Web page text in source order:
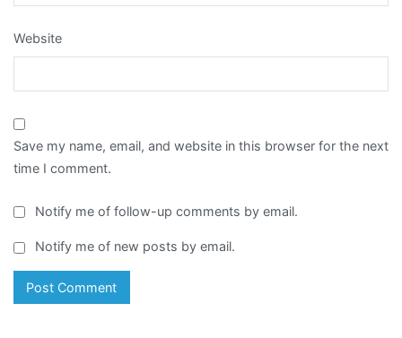
Website
Save my name, email, and website in this browser for the next
time I comment.
Notify me of follow-up comments by email.
Notify me of new posts by email.